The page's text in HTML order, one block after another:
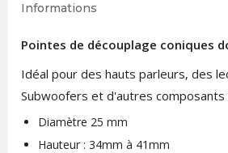
Informations
Pointes de découplage coniques
Idéal pour des hauts parleurs, des
Subwoofers et d'autres
Diamètre 25 mm
Hauteur : 34mm à 41mm